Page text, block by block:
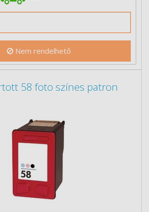
Nem rendelhető
58 foto színes patron